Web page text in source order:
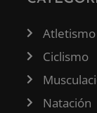
Atletismo
Ciclismo
Natación